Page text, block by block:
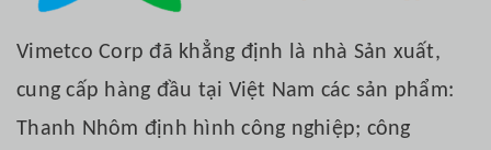
Vimetco Corp đã khẳng định là nhà Sản xuất,
cung cấp hàng đầu tại Việt Nam các sản phẩm:
Thanh Nhôm định hình công nghiệp; công